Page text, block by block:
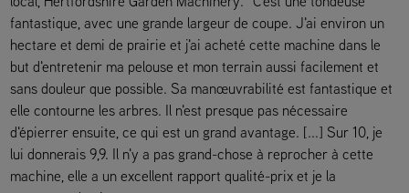
fantastique, avec une grande largeur de coupe. J'ai environ un
hectare et demi de prairie et j'ai acheté cette machine dans le
but d'entretenir ma pelouse et mon terrain aussi facilement et
sans douleur que possible. Sa manœuvrabilité est fantastique et
elle contourne les arbres. Il n'est presque pas nécessaire
d'épierrer ensuite, ce qui est un grand avantage. [...] Sur 10, je
lui donnerais 9,9. Il n'y a pas grand-chose à reprocher à cette
machine, elle a un excellent rapport qualité-prix et je la